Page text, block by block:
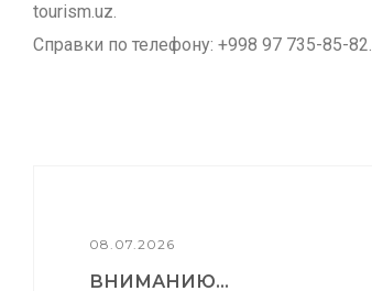
tourism.uz.
Справки по телефону: +998 97 735-85-82.
08.07.2026
ВНИМАНИЮ...